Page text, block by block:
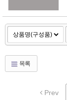
목록
Prev